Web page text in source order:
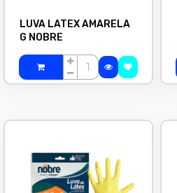
LUVA LATEX AMARELA
G NOBRE